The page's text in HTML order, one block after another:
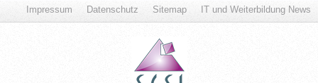
IT und Weiterbildung News
Sitemap
Datenschutz
Impressum